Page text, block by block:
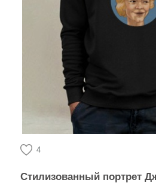
4
Стилизованный портрет